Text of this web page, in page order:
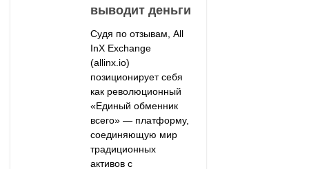
выводит деньги
Судя по отзывам, All
InX Exchange
(allinx.io)
позиционирует себя
как революционный
«Единый обменник
всего» — платформу,
соединяющую мир
традиционных
активов с